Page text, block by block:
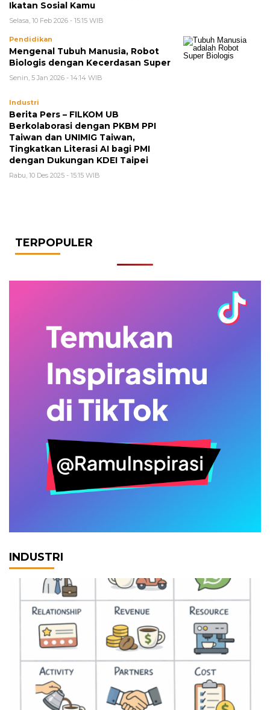
Ikatan Sosial Kamu
Selasa, 10 Feb 2026 - 15:15 WIB
Pendidikan
Mengenal Tubuh Manusia, Robot
Biologis dengan Kecerdasan Super
Senin, 5 Jan 2026 - 14:14 WIB
Industri
Berita Pers – FILKOM UB
Berkolaborasi dengan PKBM PPI
Taiwan dan UNIMIG Taiwan,
Tingkatkan Literasi AI bagi PMI
dengan Dukungan KDEI Taipei
Rabu, 10 Des 2025 - 15:15 WIB
TERPOPULER
INDUSTRI